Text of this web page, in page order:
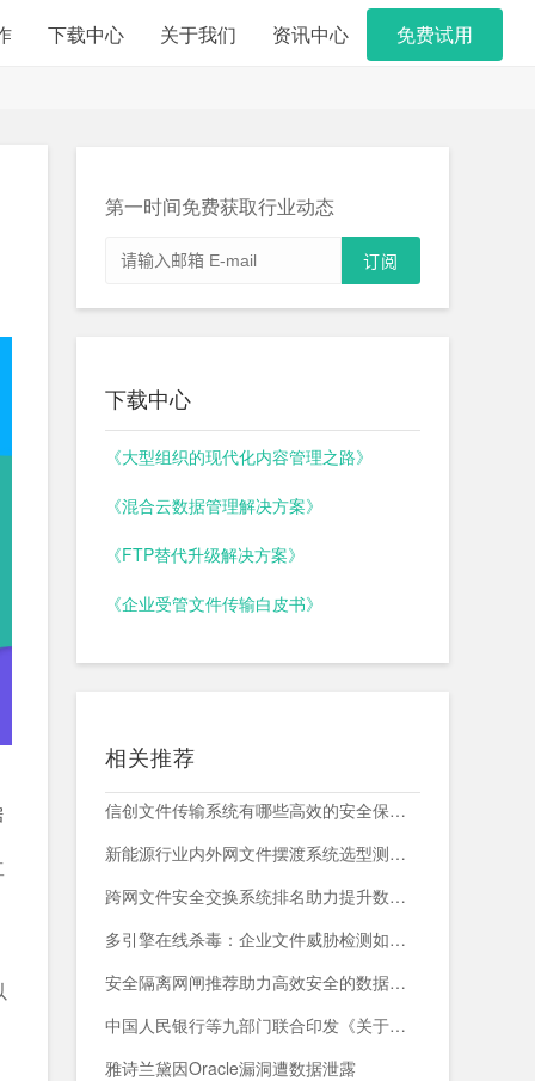
下载中心 关于我们 资讯中心 免费试用
第一时间免费获取行业动态
下载中心
《大型组织的现代化内容管理之路》
《混合云数据管理解决方案》
《FTP替代升级解决方案》
《企业受管文件传输白皮书》
相关推荐
信创文件传输系统有哪些高效的安全保障措施？
新能源行业内外网文件摆渡系统选型测评，附头部企业跨网部署案例
跨网文件安全交换系统排名助力提升数据传输安全与效率
多引擎在线杀毒：企业文件威胁检测如何减少漏报与误报？
安全隔离网闸推荐助力高效安全的数据交换与网络防护
中国人民银行等九部门联合印发《关于加强科技金融领域数据开发利用的通知》
雅诗兰黛因Oracle漏洞遭数据泄露